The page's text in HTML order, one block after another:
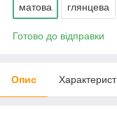
матова глянцева
Готово до відправки
Опис